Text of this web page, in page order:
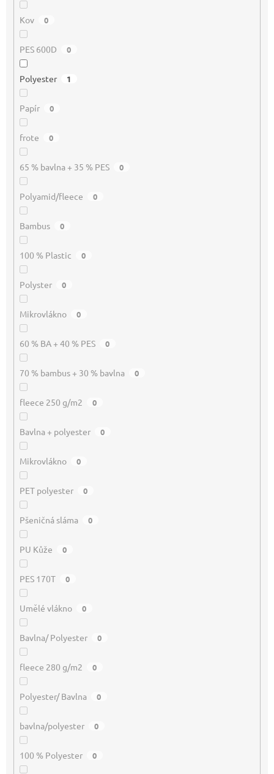
Kov 0
PES 600D 0
Polyester 1
Papír 0
frote 0
65 % bavlna + 35 % PES 0
Polyamid/fleece 0
Bambus 0
100 % Plastic 0
Polyster 0
Mikrovlákno 0
60 % BA + 40 % PES 0
70 % bambus + 30 % bavlna 0
fleece 250 g/m2 0
Bavlna + polyester 0
Mikrovlákno 0
PET polyester 0
Pšeničná sláma 0
PU Kůže 0
PES 170T 0
Umělé vlákno 0
Bavlna/ Polyester 0
fleece 280 g/m2 0
Polyester/ Bavlna 0
bavlna/polyester 0
100 % Polyester 0